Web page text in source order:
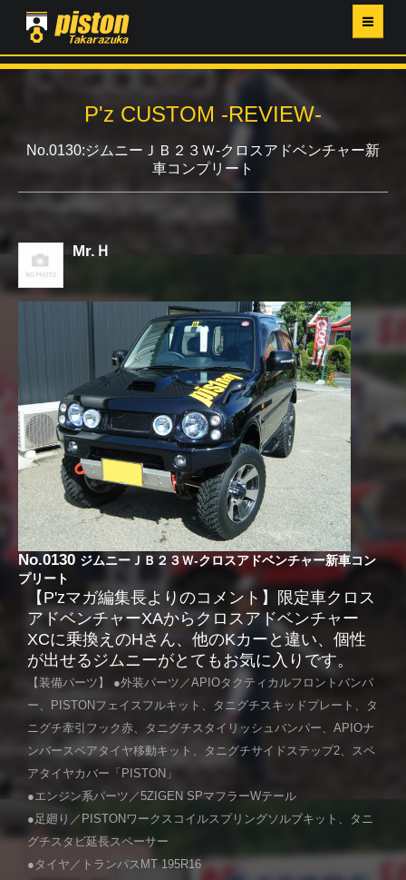
P'Z MAGAZINE
PISTON YAHOO店
営業日・イベントカレンダー
店舗ご案内
P'z CUSTOM -REVIEW-
No.0130:ジムニーＪＢ２３Ｗ-クロスアドベンチャー新
車コンプリート
Mr.Ｈ
No.0130 ジムニーＪＢ２３Ｗ-クロスアドベンチャー新車コン
プリート
【P'zマガ編集長よりのコメント】限定車クロス
アドベンチャーXAからクロスアドベンチャー
XCに乗換えのHさん、他のKカーと違い、個性
が出せるジムニーがとてもお気に入りです。
【装備パーツ】 ●外装パーツ／APIOタクティカルフロントバンパ
ー、PISTONフェイスフルキット、タニグチスキッドプレート、タ
ニグチ牽引フック赤、タニグチスタイリッシュバンパー、APIOナ
ンバースペアタイヤ移動キット、タニグチサイドステップ2、スペ
アタイヤカバー「PISTON」
●エンジン系パーツ／5ZIGEN SPマフラーWテール
●足廻り／PISTONワークスコイルスプリングソルブキット、タニ
グチスタビ延長スペーサー
●タイヤ／トランパスMT 195R16